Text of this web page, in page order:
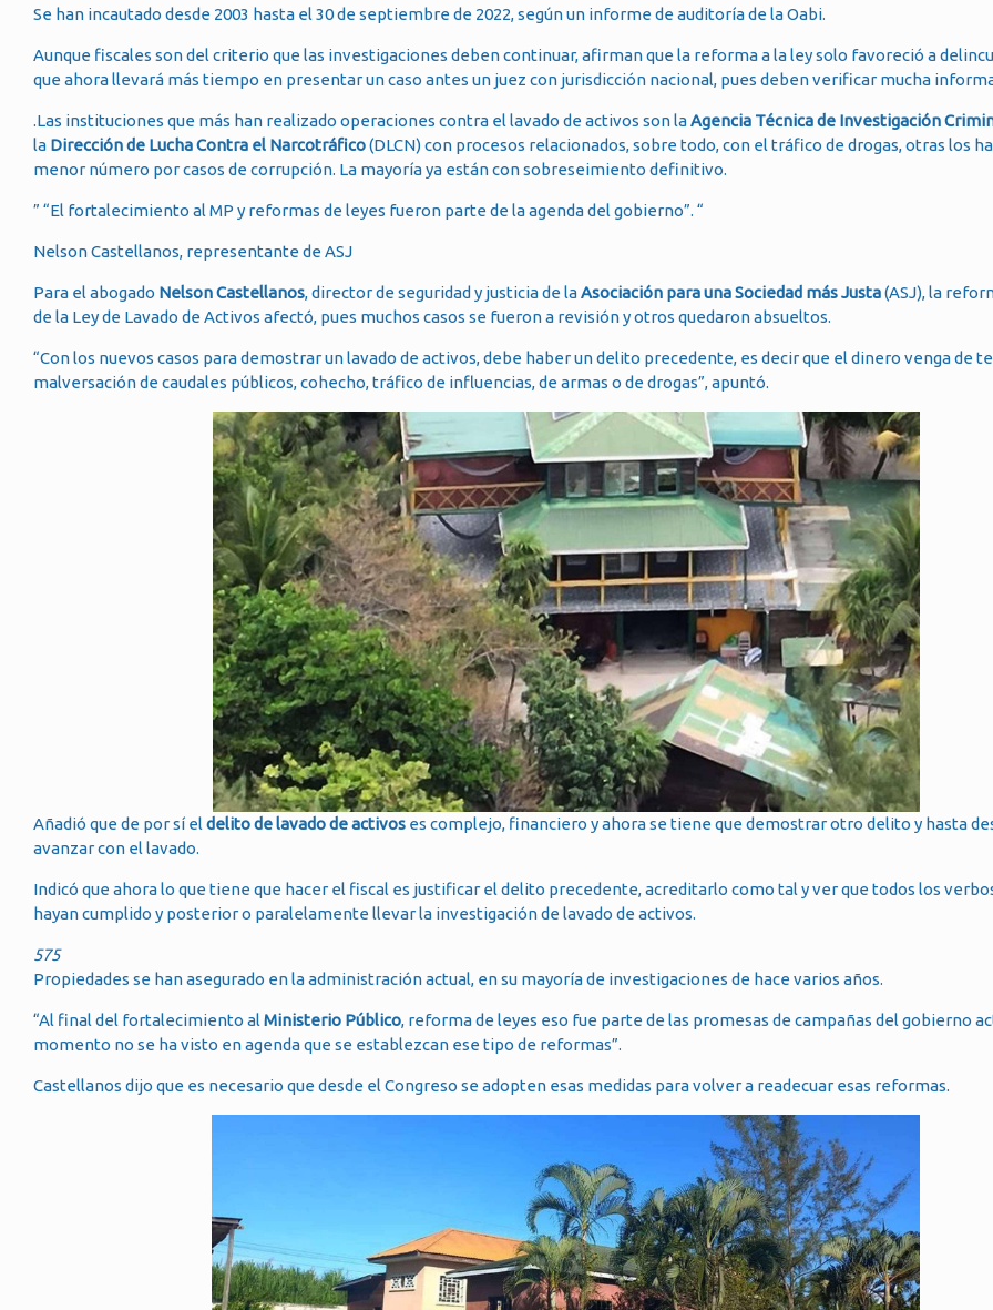
Se han incautado desde 2003 hasta el 30 de septiembre de 2022, según un informe de auditoría de la Oabi.
Aunque fiscales son del criterio que las investigaciones deben continuar, afirman que la reforma a la ley solo favoreció a
que ahora llevará más tiempo en presentar un caso antes un juez con jurisdicción nacional, pues deben verificar mucha
.Las instituciones que más han realizado operaciones contra el lavado de activos son laAgencia Técnica de Investigación
la Dirección de Lucha Contra el Narcotráfico(DLCN) con procesos relacionados, sobre todo, con el tráfico de drogas, otras los
menor número por casos de corrupción. La mayoría ya están con sobreseimiento definitivo.
” “El fortalecimiento al MP y reformas de leyes fueron parte de la agenda del gobierno”. “
Nelson Castellanos, representante de ASJ
Para el abogado Nelson Castellanos, director de seguridad y justicia de laAsociación para una Sociedad más Justa(ASJ), la
de la Ley de Lavado de Activos afectó, pues muchos casos se fueron a revisión y otros quedaron absueltos.
“Con los nuevos casos para demostrar un lavado de activos, debe haber un delito precedente, es decir que el dinero venga de
malversación de caudales públicos, cohecho, tráfico de influencias, de armas o de drogas”, apuntó.
Añadió que de por sí el delito de lavado de activos es complejo, financiero y ahora se tiene que demostrar otro delito y hasta
avanzar con el lavado.
Indicó que ahora lo que tiene que hacer el fiscal es justificar el delito precedente, acreditarlo como tal y ver que todos los
hayan cumplido y posterior o paralelamente llevar la investigación de lavado de activos.
575
Propiedades se han asegurado en la administración actual, en su mayoría de investigaciones de hace varios años.
“Al final del fortalecimiento al Ministerio Público, reforma de leyes eso fue parte de las promesas de campañas del gobierno
momento no se ha visto en agenda que se establezcan ese tipo de reformas”.
Castellanos dijo que es necesario que desde el Congreso se adopten esas medidas para volver a readecuar esas reformas.